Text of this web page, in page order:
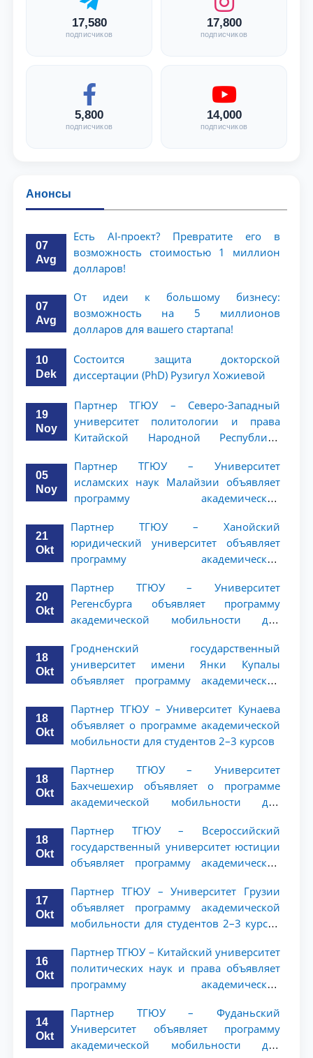
17,580
подписчиков
17,800
подписчиков
5,800
подписчиков
14,000
подписчиков
Анонсы
07
Avg
Есть AI-проект? Превратите его в
возможность стоимостью 1 миллион
долларов!
07
Avg
От идеи к большому бизнесу:
возможность на 5 миллионов
долларов для вашего стартапа!
10
Dek
Состоится защита докторской
диссертации (PhD) Рузигул Xoжиевой
19
Noy
Партнер ТГЮУ – Северо-Западный
университет политологии и права
Китайской Народной Республики
академической мобильности для
студентов 2–3 курсов
05
Noy
Партнер ТГЮУ – Университет
исламских наук Малайзии объявляет
программу академической
ТГЮУ
21
Okt
Партнер ТГЮУ – Ханойский
юридический университет объявляет
программу академической
20
Okt
Партнер ТГЮУ – Университет
Регенсбурга объявляет программу
академической мобильности для
18
Okt
Гродненский государственный
университет имени Янки Купалы
объявляет программу академической
ТГЮУ
18
Okt
Партнер ТГЮУ – Университет Кунаева
объявляет о программе академической
мобильности для студентов 2–3 курсов
18
Okt
Партнер ТГЮУ – Университет
Бахчешехир объявляет о программе
академической мобильности для
18
Okt
Партнер ТГЮУ – Всероссийский
государственный университет юстиции
объявляет программу академической
ТГЮУ
17
Okt
Партнер ТГЮУ – Университет Грузии
объявляет программу академической
мобильности для студентов 2–3 курсов
16
Okt
Партнер ТГЮУ – Китайский университет
политических наук и права объявляет
программу академической
ТГЮУ
14
Okt
Партнер ТГЮУ – Фуданьский
Университет объявляет программу
академической мобильности для